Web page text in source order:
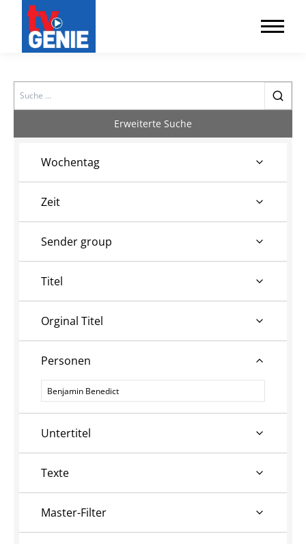
Search
Erweiterte Suche
Wochentag
Zeit
Sender group
Titel
Orginal Titel
Personen
Personen
Untertitel
Texte
Master-Filter